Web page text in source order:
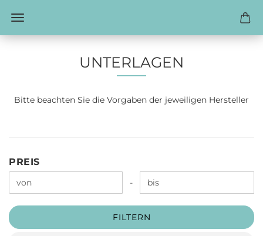
UNTERLAGEN
Bitte beachten Sie die Vorgaben der jeweiligen Hersteller
PREIS
PREIS
Preis bis -
FILTERN